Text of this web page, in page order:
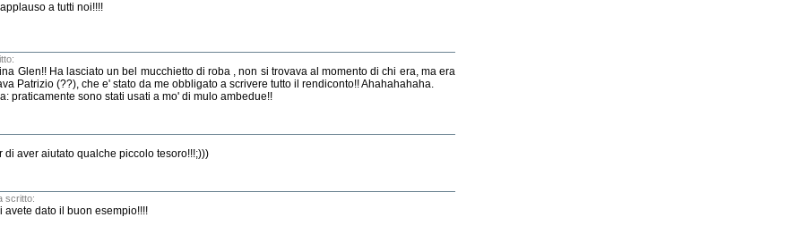
a tutti noi!!!!
Glen!! Ha lasciato un bel mucchietto di roba , non si trovava al momento di chi era, ma era
Patrizio (??), che e' stato da me obbligato a scrivere tutto il rendiconto!! Ahahahahaha.
praticamente sono stati usati a mo' di mulo ambedue!!
aver aiutato qualche piccolo tesoro!!!;)))
scritto:
avete dato il buon esempio!!!!